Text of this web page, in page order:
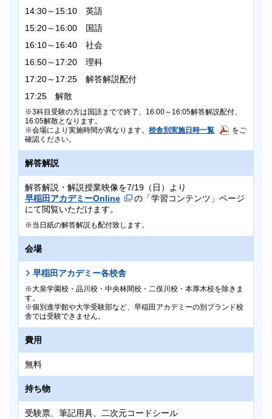
14:30～15:10 英語
15:20～16:00 国語
16:10～16:40 社会
16:50～17:20 理科
17:20～17:25 解答解説配付
17:25 解散
3科目受験の方は国語までで終了、16:00～16:05解答解説配付、
16:05解散となります。
会場により実施時間が異なります。 校舎別実施日時一覧
をご
確認ください。
解答解説
解答解説・解説授業映像を7/19（日）より
早稲田アカデミーOnline
の「学習コンテンツ」ページ
にて閲覧いただけます。
当日紙の解答解説も配付致します。
会場
早稲田アカデミー各校舎
大泉学園校・品川校・中央林間校・二俣川校・本厚木校を除きま
す。
個別進学館や大学受験部など、早稲田アカデミーの別ブランド校
舎では受験できません。
費用
無料
持ち物
受験票、筆記用具、二次元コードシール